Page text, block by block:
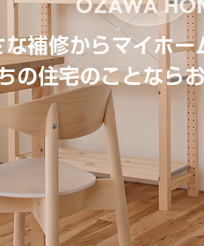
な補修からマイホー
の住宅のことなら